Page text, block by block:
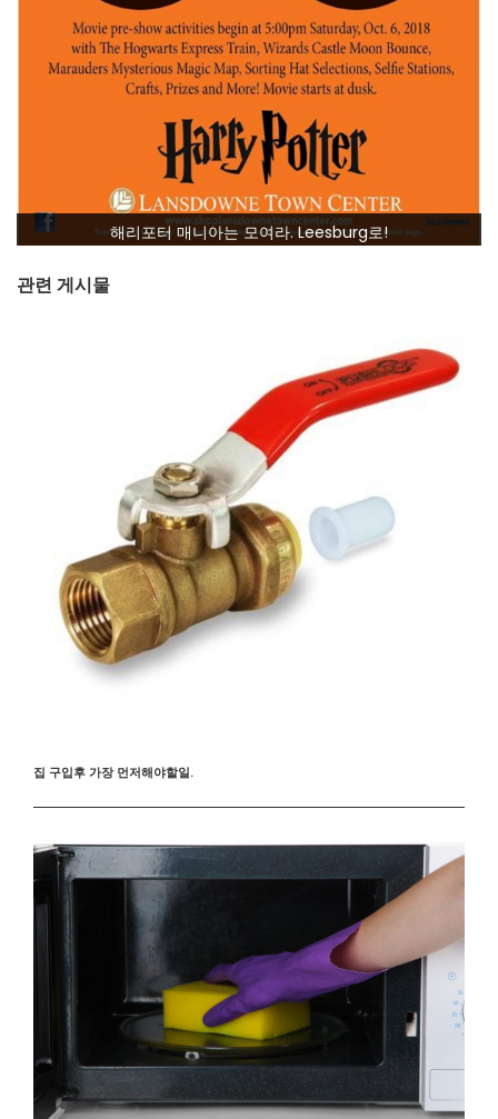
해리포터 매니아는 모여라. Leesburg로!
관련 게시물
집 구입후 가장 먼저해야할일.